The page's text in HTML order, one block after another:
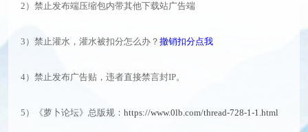
2）禁止发布端压缩包内带其他下载站广告端
3）禁止灌水，灌水被扣分怎么办？ 撤销扣分点我
4）禁止发布广告贴，违者直接禁言封IP。
5）《萝卜论坛》总版规： https://www.0lb.com/thread-728-1-1.html